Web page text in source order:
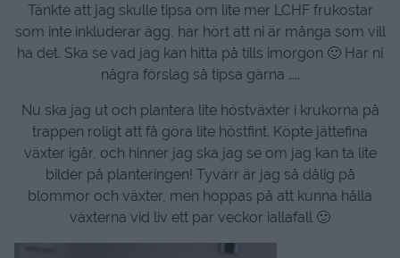
Tänkte att jag skulle tipsa om lite mer LCHF frukostar
som inte inkluderar ägg, har hört att ni är många som vill
ha det. Ska se vad jag kan hitta på tills imorgon 🙂 Har ni
några förslag så tipsa gärna …..
Nu ska jag ut och plantera lite höstväxter i krukorna på
trappen roligt att få göra lite höstfint. Köpte jättefina
växter igår, och hinner jag ska jag se om jag kan ta lite
bilder på planteringen! Tyvärr är jag så dålig på
blommor och växter, men hoppas på att kunna hålla
växterna vid liv ett par veckor iallafall 🙂